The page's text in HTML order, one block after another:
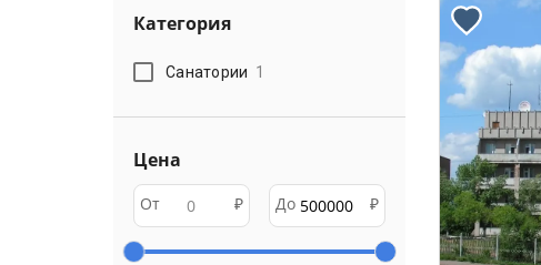
Категория
Санатории 1
Цена
От ₽ До ₽